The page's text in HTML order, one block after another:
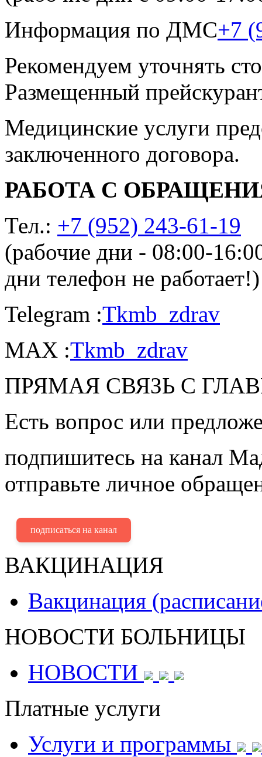
Информация по ДМС+7
Рекомендуем уточнять
Размещенный
Медицинские услуги
заключенного договора.
РАБОТА С
Тел.: +7 (952) 243-61-19
(рабочие дни - 08:00-
дни телефон не работает!)
Telegram :Tkmb_zdrav
MAX :Tkmb_zdrav
ПРЯМАЯ СВЯЗЬ С
Есть вопрос или
подпишитесь на канал
отправьте личное
подписаться на канал
ВАКЦИНАЦИЯ
Вакцинация
НОВОСТИ БОЛЬНИЦЫ
НОВОСТИ
Платные услуги
Услуги и программы